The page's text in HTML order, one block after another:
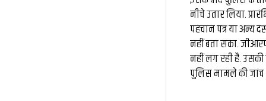
नीचे उतार लिया.
पहचान पत्र या अन्य
नहीं बता सका.
नहीं लग रही है. उसकी
पुलिस मामले की जांच